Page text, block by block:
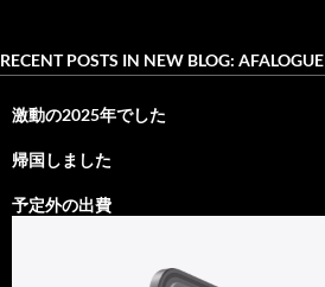
RECENT POSTS IN NEW BLOG: AFALOGUE
激動の2025年でした
帰国しました
予定外の出費